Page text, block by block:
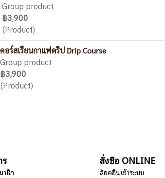
Group product
฿3,900
(Product)
คอร์สเรียนกาแฟดริป Drip​ Course
Group product
฿3,900
(Product)
าชิก
สั่งซื้อ ONLINE
ล็อคอินเข้าระบบ